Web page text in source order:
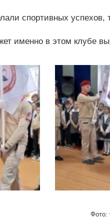
спортивных успехов,
именно в этом клубе
Фото: